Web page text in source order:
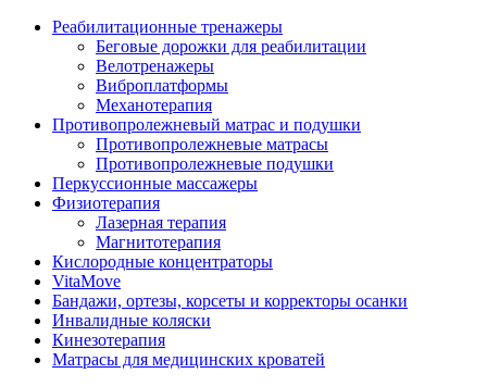
Реабилитационные тренажеры
Беговые дорожки для реабилитации
Велотренажеры
Виброплатформы
Механотерапия
Противопролежневый матрас и подушки
Противопролежневые матрасы
Противопролежневые подушки
Перкуссионные массажеры
Физиотерапия
Лазерная терапия
Магнитотерапия
Кислородные концентраторы
VitaMove
Бандажи, ортезы, корсеты и корректоры осанки
Инвалидные коляски
Кинезотерапия
Матрасы для медицинских кроватей